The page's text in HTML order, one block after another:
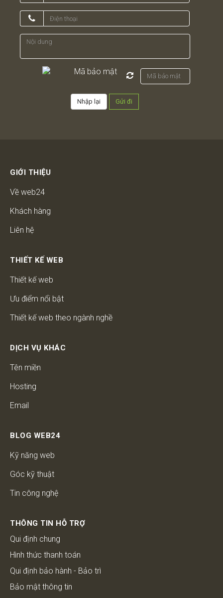
GIỚI THIỆU
Về web24
Khách hàng
Liên hệ
THIẾT KẾ WEB
Thiết kế web
Ưu điểm nổi bật
Thiết kế web theo ngành nghề
DỊCH VỤ KHÁC
Tên miền
Hosting
Email
BLOG WEB24
Kỹ năng web
Góc kỹ thuật
Tin công nghệ
THÔNG TIN HỖ TRỢ
Qui định chung
Hình thức thanh toán
Qui định bảo hành - Bảo trì
Bảo mật thông tin